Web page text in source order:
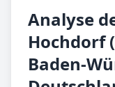
Analyse
Hochdorf
Baden-